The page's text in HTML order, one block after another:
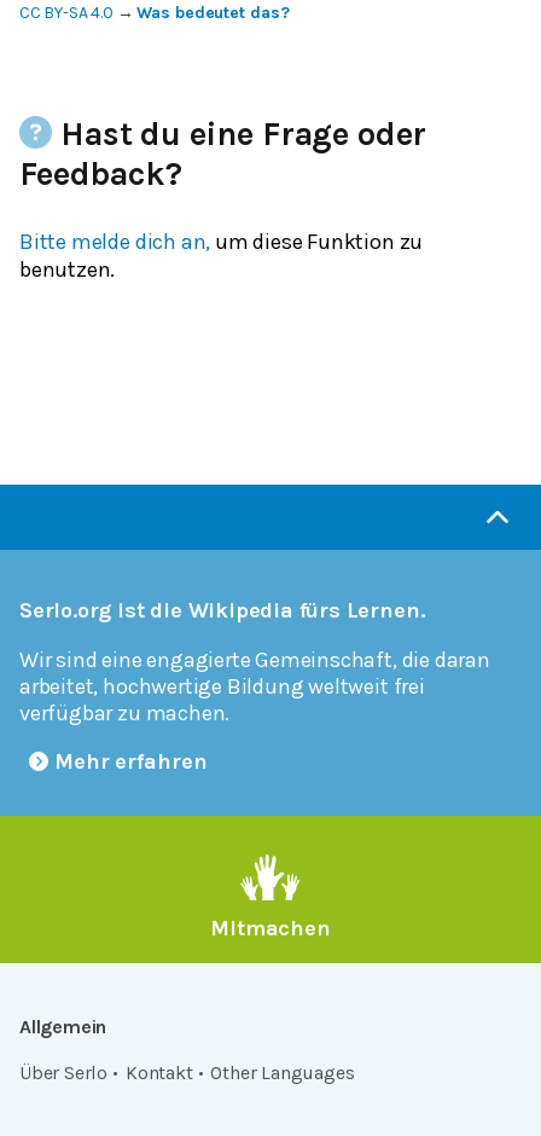
CC BY-SA 4.0 →Was bedeutet das?
Hast du eine Frage oder
Feedback?
Bitte melde dich an, um diese Funktion zu
benutzen.
Serlo.org ist die Wikipedia fürs Lernen.
Wir sind eine engagierte Gemeinschaft, die daran
arbeitet, hochwertige Bildung weltweit frei
verfügbar zu machen.
Mehr erfahren
Mitmachen
Allgemein
Über Serlo
Kontakt Other Languages